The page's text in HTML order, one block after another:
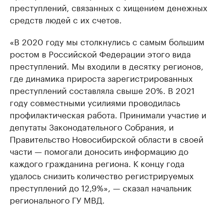
преступлений, связанных с хищением денежных
средств людей с их счетов.
«В 2020 году мы столкнулись с самым большим
ростом в Российской Федерации этого вида
преступлений. Мы входили в десятку регионов,
где динамика прироста зарегистрированных
преступлений составляла свыше 20%. В 2021
году совместными усилиями проводилась
профилактическая работа. Принимали участие и
депутаты Законодательного Собрания, и
Правительство Новосибирской области в своей
части — помогали доносить информацию до
каждого гражданина региона. К концу года
удалось снизить количество регистрируемых
преступлений до 12,9%», — сказал начальник
регионального ГУ МВД.